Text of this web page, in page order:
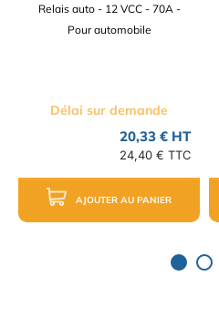
Relais auto - 12 VCC - 70A -
Pour automobile
Délai sur demande
20,33 € HT
24,40 € TTC
AJOUTER AU PANIER